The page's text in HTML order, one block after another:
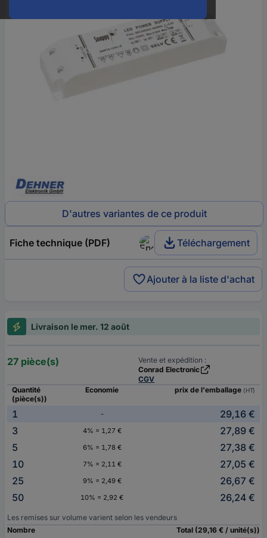
D'autres variantes de ce produit
Fiche technique (PDF) Téléchargement
Ajouter à la liste d'achat
Livraison le mer. 12 août
27 pièce(s)
Vente et expédition :
Conrad Electronic
CGV
Quantité
(pièce(s))
Economie prix de l'emballage (HT)
1 -
29,16 €
3
4% = 1,27 €
27,89 €
5
6% = 1,78 €
27,38 €
10
7% = 2,11 €
27,05 €
25
9% = 2,49 €
26,67 €
50
10% = 2,92 € 26,24 €
Les remises sur volume varient selon les vendeurs
Nombre
Total (29,16 € / unité(s))